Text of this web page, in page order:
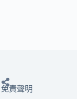
免責聲明